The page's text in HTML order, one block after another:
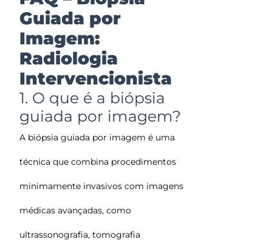
Guiada por
Imagem:
Radiologia
Intervencionista
1. O que é a biópsia
guiada por imagem?
A biópsia guiada por imagem é uma
técnica que combina procedimentos
minimamente invasivos com imagens
médicas avançadas, como
ultrassonografia, tomografia